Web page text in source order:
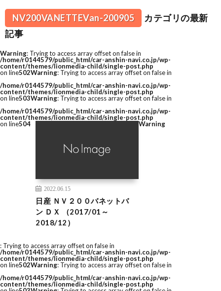
NV200VANETTEVan-200905
カテゴリの最新
記事
Warning: Trying to access array offset on false in
/home/r0144579/public_html/car-anshin-navi.co.jp/wp-
content/themes/lionmedia-child/single-post.php
on line502Warning: Trying to access array offset on false in
/home/r0144579/public_html/car-anshin-navi.co.jp/wp-
content/themes/lionmedia-child/single-post.php
on line503Warning: Trying to access array offset on false in
/home/r0144579/public_html/car-anshin-navi.co.jp/wp-
content/themes/lionmedia-child/single-post.php
on line504
2022.06.15
日産 ＮＶ２００バネットバ
ン ＤＸ （2017/01～
2018/12）
Warning
: Trying to access array offset on false in
/home/r0144579/public_html/car-anshin-navi.co.jp/wp-
content/themes/lionmedia-child/single-post.php
on line502Warning: Trying to access array offset on false in
/home/r0144579/public_html/car-anshin-navi.co.jp/wp-
content/themes/lionmedia-child/single-post.php